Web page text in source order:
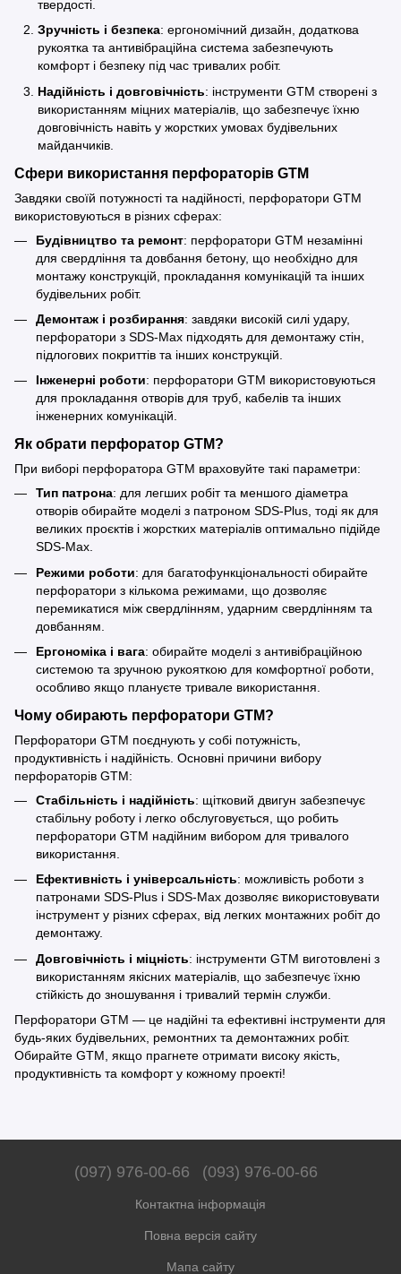
твердості.
Зручність і безпека: ергономічний дизайн, додаткова
рукоятка та антивібраційна система забезпечують
комфорт і безпеку під час тривалих робіт.
Надійність і довговічність: інструменти GTM створені з
використанням міцних матеріалів, що забезпечує їхню
довговічність навіть у жорстких умовах будівельних
майданчиків.
Сфери використання перфораторів GTM
Завдяки своїй потужності та надійності, перфоратори GTM
використовуються в різних сферах:
Будівництво та ремонт: перфоратори GTM незамінні
для свердління та довбання бетону, що необхідно для
монтажу конструкцій, прокладання комунікацій та інших
будівельних робіт.
Демонтаж і розбирання: завдяки високій силі удару,
перфоратори з SDS-Max підходять для демонтажу стін,
підлогових покриттів та інших конструкцій.
Інженерні роботи: перфоратори GTM використовуються
для прокладання отворів для труб, кабелів та інших
інженерних комунікацій.
Як обрати перфоратор GTM?
При виборі перфоратора GTM враховуйте такі параметри:
Тип патрона: для легших робіт та меншого діаметра
отворів обирайте моделі з патроном SDS-Plus, тоді як для
великих проєктів і жорстких матеріалів оптимально підійде
SDS-Max.
Режими роботи: для багатофункціональності обирайте
перфоратори з кількома режимами, що дозволяє
перемикатися між свердлінням, ударним свердлінням та
довбанням.
Ергономіка і вага: обирайте моделі з антивібраційною
системою та зручною рукояткою для комфортної роботи,
особливо якщо плануєте тривале використання.
Чому обирають перфоратори GTM?
Перфоратори GTM поєднують у собі потужність,
продуктивність і надійність. Основні причини вибору
перфораторів GTM:
Стабільність і надійність: щітковий двигун забезпечує
стабільну роботу і легко обслуговується, що робить
перфоратори GTM надійним вибором для тривалого
використання.
Ефективність і універсальність: можливість роботи з
патронами SDS-Plus і SDS-Max дозволяє використовувати
інструмент у різних сферах, від легких монтажних робіт до
демонтажу.
Довговічність і міцність: інструменти GTM виготовлені з
використанням якісних матеріалів, що забезпечує їхню
стійкість до зношування і тривалий термін служби.
Перфоратори GTM — це надійні та ефективні інструменти для
будь-яких будівельних, ремонтних та демонтажних робіт.
Обирайте GTM, якщо прагнете отримати високу якість,
продуктивність та комфорт у кожному проекті!
(097) 976-00-66 (093) 976-00-66
Контактна інформація
Повна версія сайту
Мапа сайту